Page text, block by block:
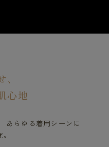
心地
あらゆる着用シーンに